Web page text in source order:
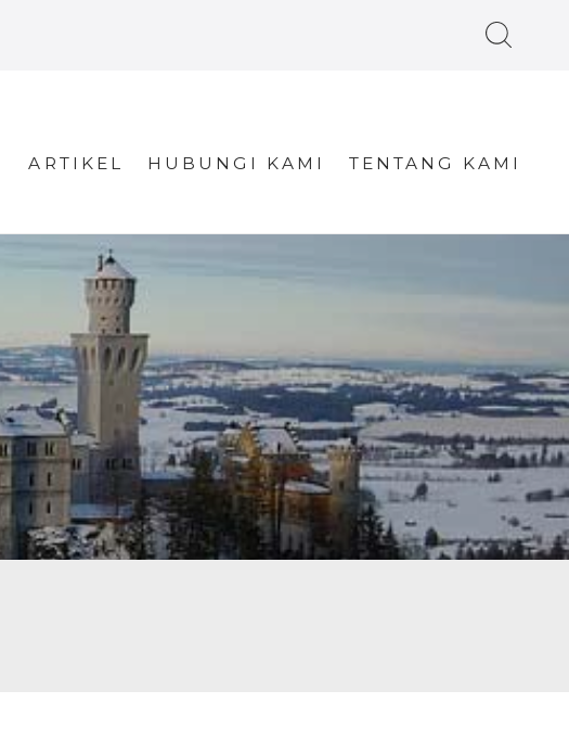
ARTIKEL HUBUNGI KAMI TENTANG KAMI